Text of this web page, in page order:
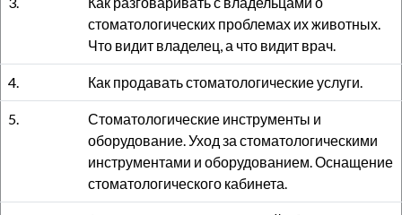
стоматологических проблемах их животных.
Что видит владелец, а что видит врач.
4. Как продавать стоматологические услуги.
5.
Стоматологические инструменты и
оборудование. Уход за стоматологическими
инструментами и оборудованием. Оснащение
стоматологического кабинета.